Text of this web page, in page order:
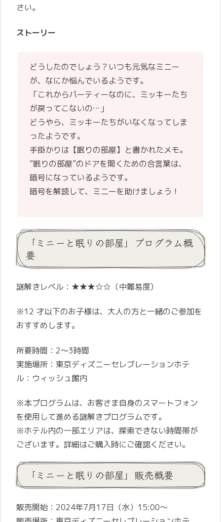
さい。
ストーリー
どうしたのでしょう？いつも元気なミニー
が、なにか悩んでいるようです。
「これからパーティーなのに、ミッキーたち
が戻ってこないの…」
どうやら、ミッキーたちがいなくなってしま
ったようです。
手掛かりは【眠りの部屋】と書かれたメモ。
“眠りの部屋”のドアを開くための合言葉は、
暗号になっているようです。
暗号を解読して、ミニーを助けましょう！
「ミニーと眠りの部屋」プログラム概
要
謎解きレベル：★★★☆☆（中難易度)
※12 才以下のお子様は、大人の方と一緒のご参加を
おすすめします。
所要時間：2～3時間
実施場所：東京ディズニーセレブレーションホテ
ル：ウィッシュ館内
※本プログラムは、お客さま自身のスマートフォン
を使用して進める謎解きプログラムです。
※ホテル内の一部エリアは、探索できない時間帯が
ございます。詳細はご購入時にご確認ください。
「ミニーと眠りの部屋」販売概要
販売開始：2024年7月17日（水）15:00～